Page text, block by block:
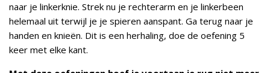
naar je linkerknie. Strek nu je rechterarm en je linkerbeen
helemaal uit terwijl je je spieren aanspant. Ga terug naar je
handen en knieën. Dit is een herhaling, doe de oefening 5
keer met elke kant.